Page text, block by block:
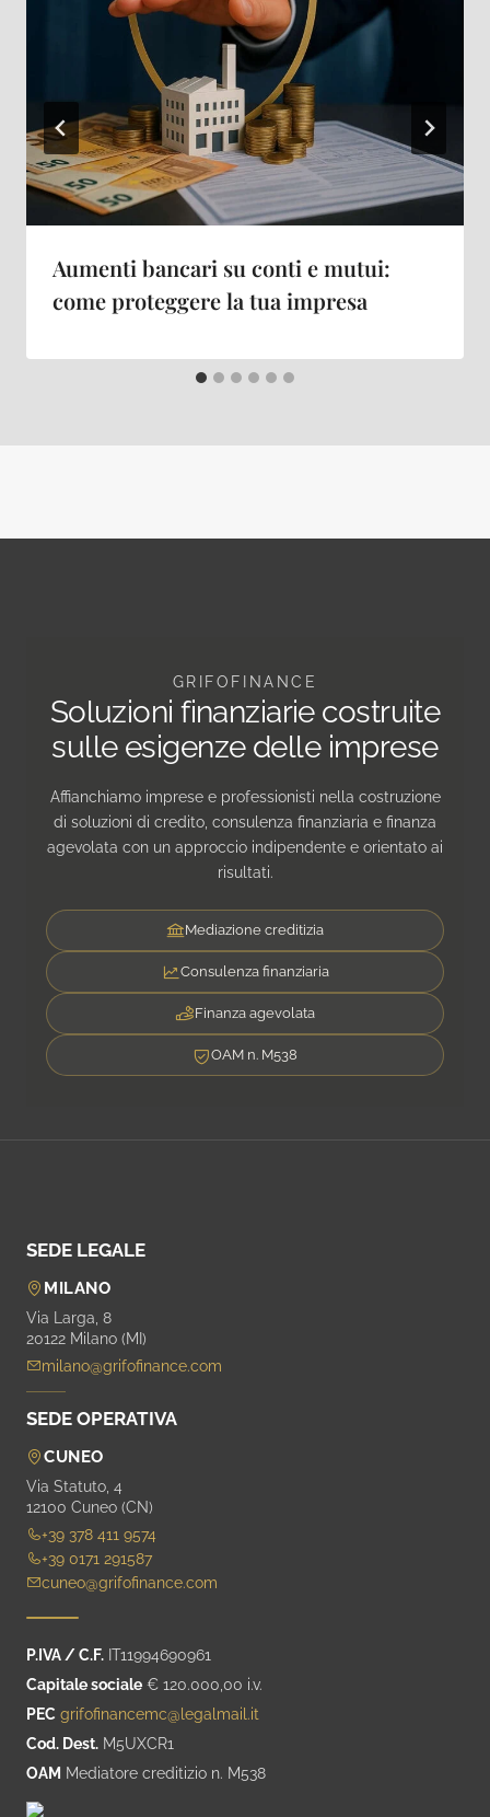
Aumenti bancari su conti e mutui:
come proteggere la tua impresa
GRIFOFINANCE
Soluzioni finanziarie costruite
sulle esigenze delle imprese
Affianchiamo imprese e professionisti nella costruzione
di soluzioni di credito, consulenza finanziaria e finanza
agevolata con un approccio indipendente e orientato ai
risultati.
Mediazione creditizia
Consulenza finanziaria
Finanza agevolata
OAM n. M538
SEDE LEGALE
MILANO
Via Larga, 8
20122 Milano (MI)
milano@grifofinance.com
SEDE OPERATIVA
CUNEO
Via Statuto, 4
12100 Cuneo (CN)
+39 378 411 9574
+39 0171 291587
cuneo@grifofinance.com
P.IVA / C.F. IT11994690961
Capitale sociale € 120.000,00 i.v.
PEC grifofinancemc@legalmail.it
Cod. Dest. M5UXCR1
OAM Mediatore creditizio n. M538